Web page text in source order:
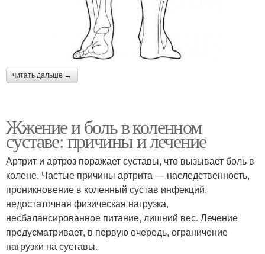
читать дальше →
Жжение и боль в коленном
суставе: причины и лечение
Артрит и артроз поражает суставы, что вызывает боль в
колене. Частые причины артрита — наследственность,
проникновение в коленный сустав инфекций,
недостаточная физическая нагрузка,
несбалансированное питание, лишний вес. Лечение
предусматривает, в первую очередь, ограничение
нагрузки на суставы.